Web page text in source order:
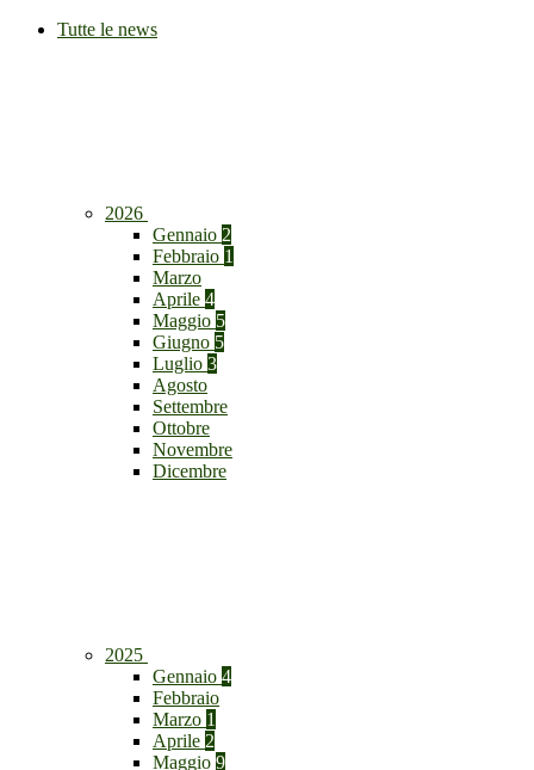
Tutte le news
2026
Gennaio 2
Febbraio 1
Marzo
Aprile 4
Maggio 5
Giugno 5
Luglio 3
Agosto
Settembre
Ottobre
Novembre
Dicembre
2025
Gennaio 4
Febbraio
Marzo 1
Aprile 2
Maggio 9